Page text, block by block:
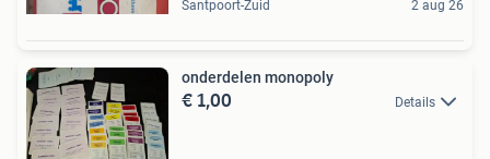
Santpoort-Zuid 2 aug 26
onderdelen monopoly
€ 1,00 Details